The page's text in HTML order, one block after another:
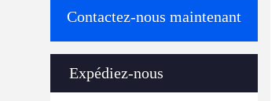
Contactez-nous maintenant
Expédiez-nous